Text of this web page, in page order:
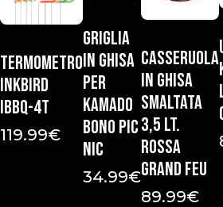
Termometro
Inkbird
IBBQ-4T
119.99€
Griglia
in ghisa
per
Kamado
Bono Pic
Nic
34.99€
Casseruola
in ghisa
smaltata
3,5 Lt.
Rossa
Grand Feu
89.99€